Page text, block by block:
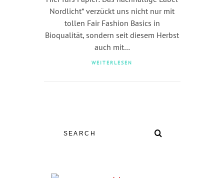
Nordlicht* verzückt uns nicht nur mit
tollen Fair Fashion Basics in
Bioqualität, sondern seit diesem Herbst
auch mit…
WEITERLESEN